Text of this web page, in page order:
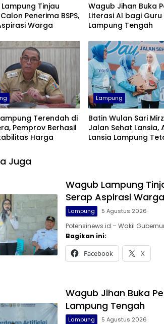
Tinjau
Penerima BSPS,
Warga
Wagub Jihan Buka
Literasi AI bagi Guru
Lampung Tengah
Terendah di
Pemprov Berhasil
Harga
Lampung
Batin Wulan Sari
Jalan Sehat Lansia,
Lansia Lampung
Juga
Wagub Lampung
Serap Aspirasi Warga
Lampung 5 Agustus 2026
Potensinews.id – Wakil
Bagikan ini:
Facebook X
Wagub Jihan Buka
Lampung Tengah
Lampung 5 Agustus 2026